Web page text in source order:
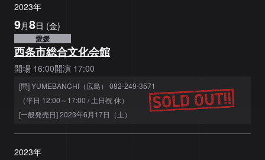
2023年
9月8日 (金)
愛媛
西条市総合文化会館
開場 16:00開演 17:00
[問] YUMEBANCHI（広島） 082-249-3571
（平日 12:00～17:00 / 土日祝 休）
[一般発売日] 2023年6月17日（土）
2023年